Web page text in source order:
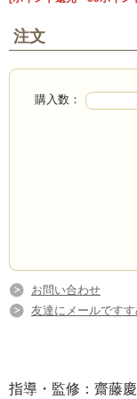
注文
購入数：
お問い合わせ
友達にメールですす
指導・監修：齋藤